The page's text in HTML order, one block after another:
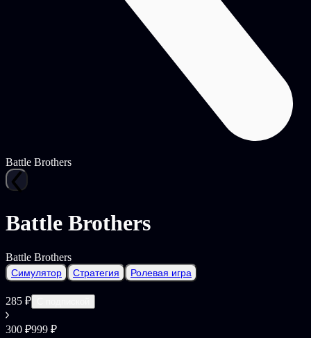
Battle Brothers
Battle Brothers
Battle Brothers
Симулятор Стратегия Ролевая игра
285 ₽
300 ₽999 ₽